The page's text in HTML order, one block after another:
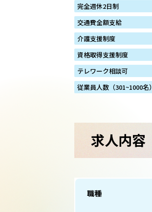
完全週休2日制
交通費全額支給
介護支援制度
資格取得支援制度
テレワーク相談可
従業員人数（301~1000名）
求人内容
職種